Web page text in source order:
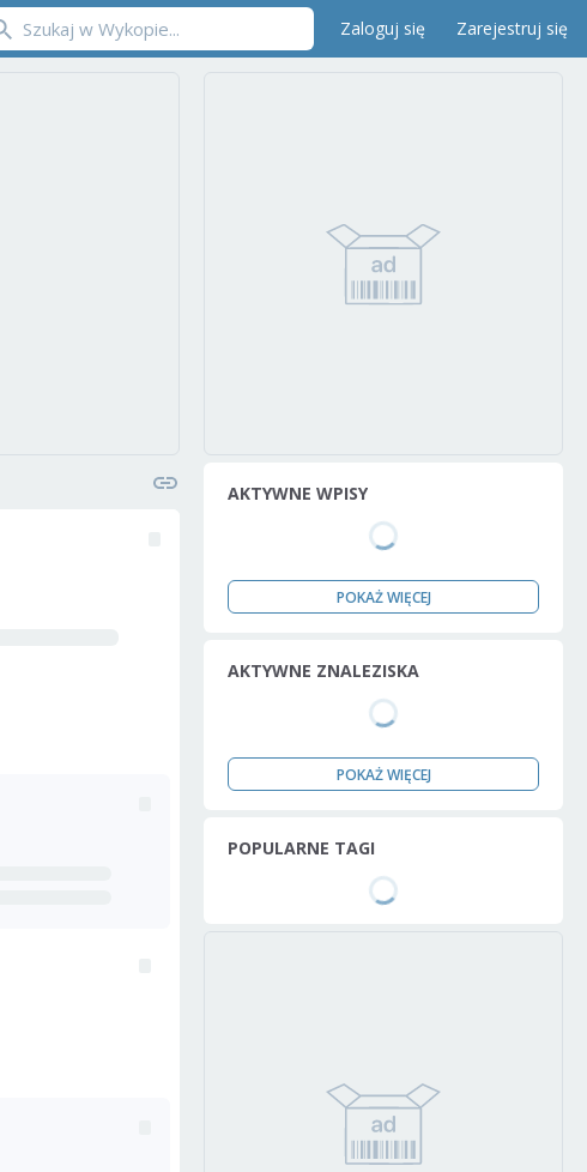
Zaloguj się Zarejestruj się
AKTYWNE WPISY
POKAŻ WIĘCEJ
AKTYWNE ZNALEZISKA
POKAŻ WIĘCEJ
POPULARNE TAGI